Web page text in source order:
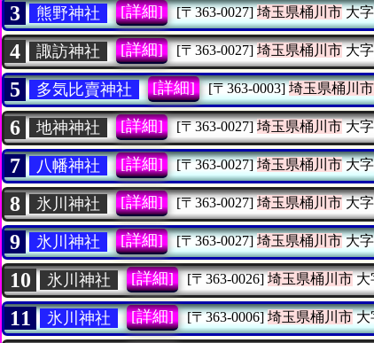
3 熊野神社 [詳細] [〒363-0027] 埼玉県桶川市大
4 諏訪神社 [詳細] [〒363-0027] 埼玉県桶川市大字
5 多気比賣神社 [詳細] [〒363-0003] 埼玉県桶川市
6 地神神社 [詳細] [〒363-0027] 埼玉県桶川市大字
7 八幡神社 [詳細] [〒363-0027] 埼玉県桶川市大字
8 氷川神社 [詳細] [〒363-0027] 埼玉県桶川市大
9 氷川神社 [詳細] [〒363-0027] 埼玉県桶川市大字
10 氷川神社 [詳細] [〒363-0026] 埼玉県桶川市大
11 氷川神社 [詳細] [〒363-0006] 埼玉県桶川市大